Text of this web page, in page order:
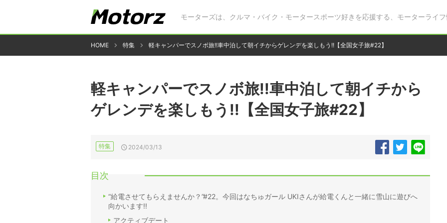
モーターズは、クルマ・バイク・モータースポーツ好きを応援する、モーターライフ
HOME 特集 軽キャンパーでスノボ旅!!車中泊して朝イチからゲレンデを楽しもう!!【全国女子旅#22】
軽キャンパーでスノボ旅!!車中泊して朝イチから
ゲレンデを楽しもう!!【全国女子旅#22】
特集 2024/03/13
目次
“給電させてもらえませんか？”#22。今回はなちゅガール UKIさんが給電くんと一緒に雪山に遊びへ
向かいます!!
アクティブデート